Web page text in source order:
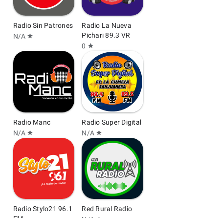
Radio Sin Patrones
N/A star
Radio La Nueva
Pichari 89.3 VR
0 star
Radio Manc
N/A star
Radio Super Digital
N/A star
Radio Stylo21 96.1
Red Rural Radio